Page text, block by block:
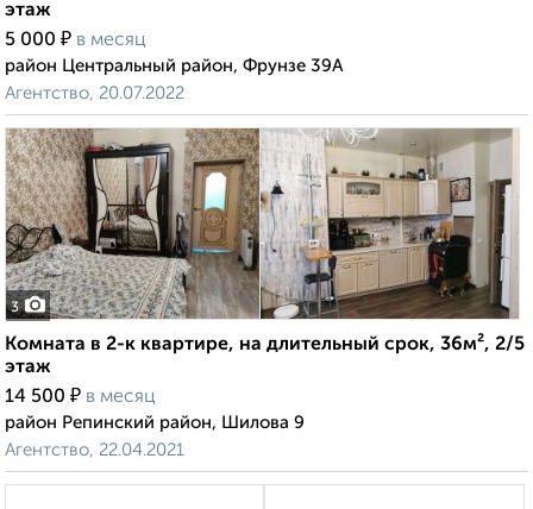
этаж
5 000 ₽ в месяц
район Центральный район, Фрунзе 39А
Агентство, 20.07.2022
3
Комната в 2-к квартире, на длительный срок, 36м², 2/5
этаж
14 500 ₽ в месяц
район Репинский район, Шилова 9
Агентство, 22.04.2021